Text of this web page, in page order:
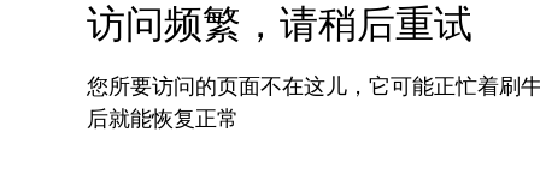
访问频繁，请稍后重试
您所要访问的页面不在这儿，它可能正忙着刷
后就能恢复正常